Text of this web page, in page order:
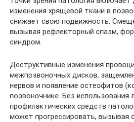
изменения хрящевой ткани в
снижает свою подвижность.
вызывая рефлекторный спазм,
синдром.
Деструктивные изменения
межпозвоночных дисков,
нервов и появление остеофитов
позвоночнике. Без использования
профилактических средств
может прогрессировать, вызывая